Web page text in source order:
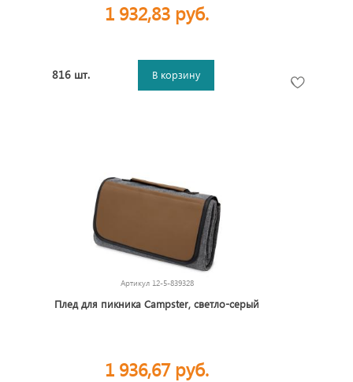
1 932,83 руб.
816 шт. В корзину
Артикул 12-5-839328
Плед для пикника Campster, светло-серый
1 936,67 руб.